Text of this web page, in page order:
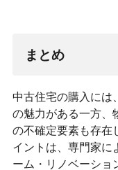
まとめ
中古住宅の購入には
の魅力がある一方、
の不確定要素も存在
イントは、専門家に
ーム・リノベーショ